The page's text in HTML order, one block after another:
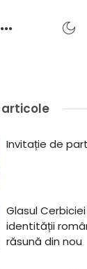
Invitație de
Glasul
identității
răsună din nou